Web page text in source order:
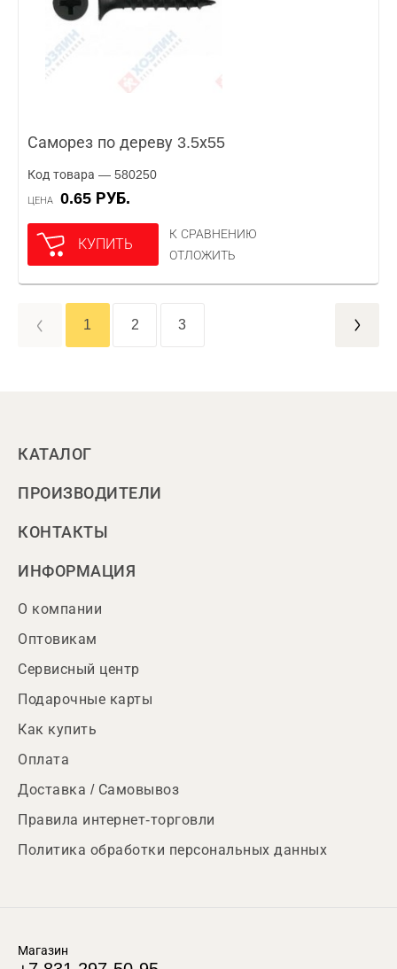
Саморез по дереву 3.5х55
Код товара — 580250
ЦЕНА 0.65 РУБ.
КУПИТЬ
К СРАВНЕНИЮ
ОТЛОЖИТЬ
1 2 3
КАТАЛОГ
ПРОИЗВОДИТЕЛИ
КОНТАКТЫ
ИНФОРМАЦИЯ
О компании
Оптовикам
Сервисный центр
Подарочные карты
Как купить
Оплата
Доставка / Самовывоз
Правила интернет-торговли
Политика обработки персональных данных
Магазин